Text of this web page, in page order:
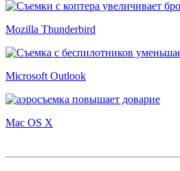
Mozilla Thunderbird
Microsoft Outlook
Mac OS X